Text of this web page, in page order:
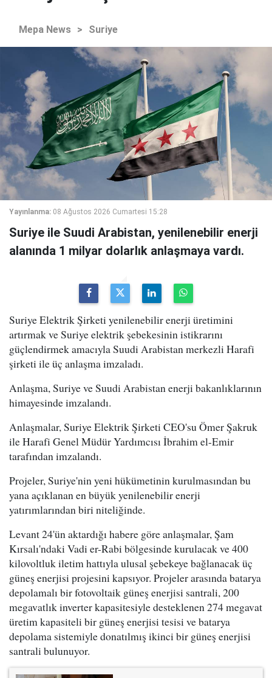
Mepa News > Suriye
Yayınlanma: 08 Ağustos 2026 Cumartesi 15:28
Suriye ile Suudi Arabistan, yenilenebilir enerji
alanında 1 milyar dolarlık anlaşmaya vardı.
Suriye Elektrik Şirketi yenilenebilir enerji üretimini
artırmak ve Suriye elektrik şebekesinin istikrarını
güçlendirmek amacıyla Suudi Arabistan merkezli Harafi
şirketi ile üç anlaşma imzaladı.
Anlaşma, Suriye ve Suudi Arabistan enerji bakanlıklarının
himayesinde imzalandı.
Anlaşmalar, Suriye Elektrik Şirketi CEO'su Ömer Şakruk
ile Harafi Genel Müdür Yardımcısı İbrahim el-Emir
tarafından imzalandı.
Projeler, Suriye'nin yeni hükümetinin kurulmasından bu
yana açıklanan en büyük yenilenebilir enerji
yatırımlarından biri niteliğinde.
Levant 24'ün aktardığı habere göre anlaşmalar, Şam
Kırsalı'ndaki Vadi er-Rabi bölgesinde kurulacak ve 400
kilovoltluk iletim hattıyla ulusal şebekeye bağlanacak üç
güneş enerjisi projesini kapsıyor. Projeler arasında batarya
depolamalı bir fotovoltaik güneş enerjisi santrali, 200
megavatlık inverter kapasitesiyle desteklenen 274 megavat
üretim kapasiteli bir güneş enerjisi tesisi ve batarya
depolama sistemiyle donatılmış ikinci bir güneş enerjisi
santrali bulunuyor.